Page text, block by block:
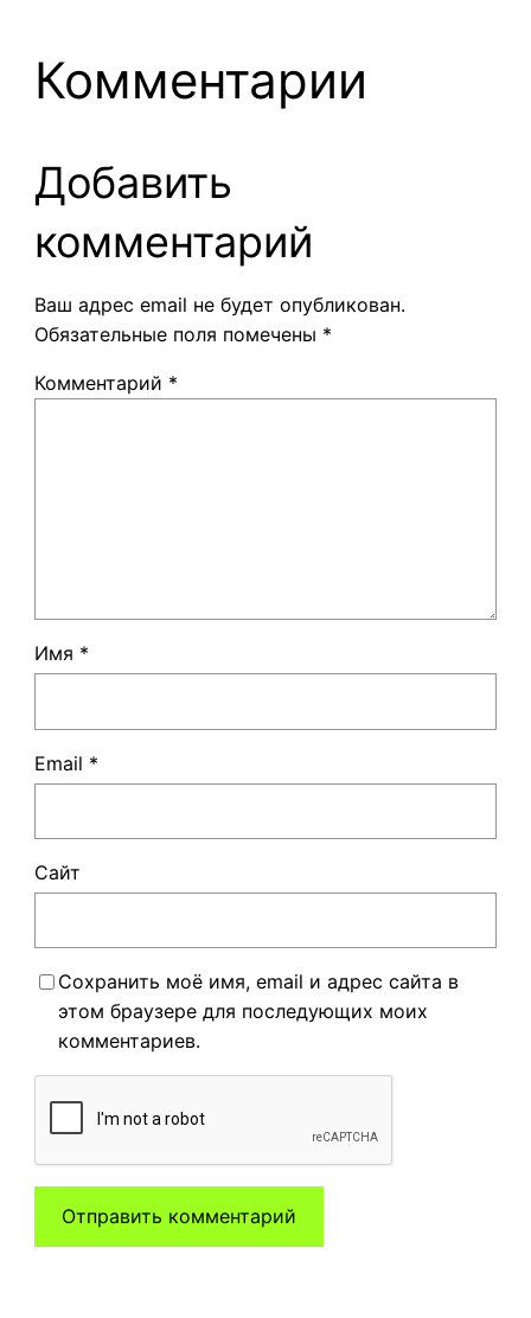
Комментарии
Добавить
комментарий
Ваш адрес email не будет опубликован.
Обязательные поля помечены *
Комментарий *
Имя *
Email *
Сайт
Сохранить моё имя, email и адрес сайта в
этом браузере для последующих моих
комментариев.